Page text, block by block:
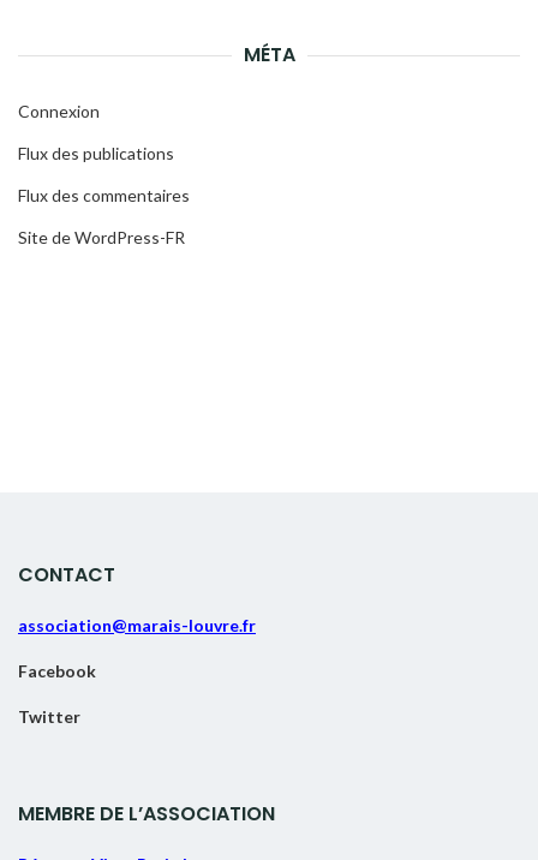
MÉTA
Connexion
Flux des publications
Flux des commentaires
Site de WordPress-FR
CONTACT
association@marais-louvre.fr
Facebook
Twitter
MEMBRE DE L’ASSOCIATION